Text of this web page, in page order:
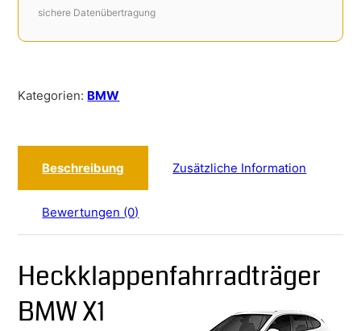
sichere Datenübertragung
Kategorien: BMW
Beschreibung Zusätzliche Information
Bewertungen (0)
Heckklappenfahrradträger
BMW X1